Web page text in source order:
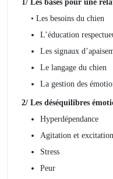
1/ Les bases pour une
• Les besoins du chien
L’éducation
Les signaux
Le langage du chien
La gestion des
2/ Les déséquilibres
Hyperdépendance
Agitation et excitation
Stress
Peur